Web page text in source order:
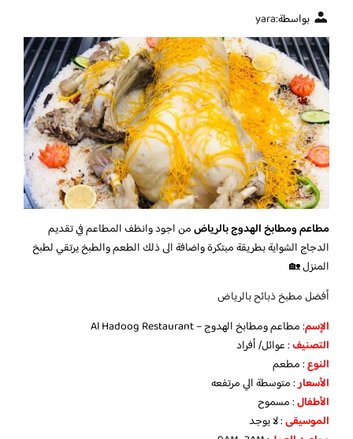
بواسطة:yara
مطاعم ومطابخ الهدوج بالرياضمن اجود وانظف المطاعم في تقديم
الدجاج الشواية بطريقة مبتكرة واضافة الى ذلك الطعم والطبخ يرتقي لطبخ
المنزل 🏡
أفضل مطبخ ذبائح بالرياض
الإسم: مطاعم ومطابخ الهدوج – Al Hadoog Restaurant
التصنيف: عوائل/ أفراد
النوع: مطعم
الأسعار: متوسطة الي مرتفعه
الأطفال: مسموح
الموسيقى: لا يوجد